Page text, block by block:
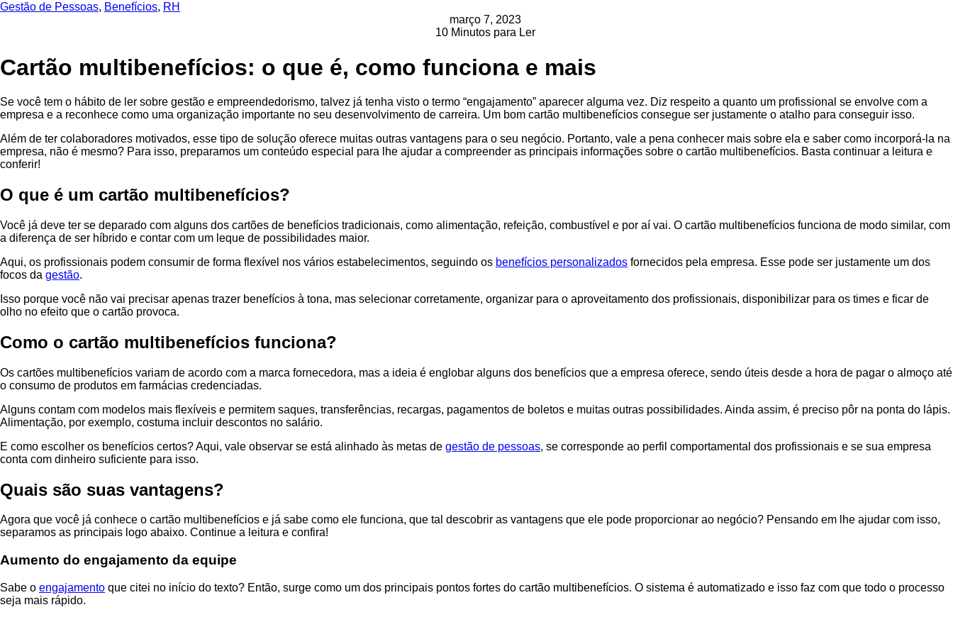
Gestão de Pessoas, Benefícios, RH
março 7, 2023
10 Minutos para Ler
Cartão multibenefícios: o que é, como funciona e mais
Se você tem o hábito de ler sobre gestão e empreendedorismo, talvez já tenha visto o termo “engajamento” aparecer alguma vez. Diz respeito a quanto um profissional se envolve com a
empresa e a reconhece como uma organização importante no seu desenvolvimento de carreira. Um bom cartão multibenefícios consegue ser justamente o atalho para conseguir isso.
Além de ter colaboradores motivados, esse tipo de solução oferece muitas outras vantagens para o seu negócio. Portanto, vale a pena conhecer mais sobre ela e saber como incorporá-la na
empresa, não é mesmo? Para isso, preparamos um conteúdo especial para lhe ajudar a compreender as principais informações sobre o cartão multibenefícios. Basta continuar a leitura e
conferir!
O que é um cartão multibenefícios?
Você já deve ter se deparado com alguns dos cartões de benefícios tradicionais, como alimentação, refeição, combustível e por aí vai. O cartão multibenefícios funciona de modo similar, com
a diferença de ser híbrido e contar com um leque de possibilidades maior.
Aqui, os profissionais podem consumir de forma flexível nos vários estabelecimentos, seguindo os benefícios personalizados fornecidos pela empresa. Esse pode ser justamente um dos
focos da gestão.
Isso porque você não vai precisar apenas trazer benefícios à tona, mas selecionar corretamente, organizar para o aproveitamento dos profissionais, disponibilizar para os times e ficar de
olho no efeito que o cartão provoca.
Como o cartão multibenefícios funciona?
Os cartões multibenefícios variam de acordo com a marca fornecedora, mas a ideia é englobar alguns dos benefícios que a empresa oferece, sendo úteis desde a hora de pagar o almoço até
o consumo de produtos em farmácias credenciadas.
Alguns contam com modelos mais flexíveis e permitem saques, transferências, recargas, pagamentos de boletos e muitas outras possibilidades. Ainda assim, é preciso pôr na ponta do lápis.
Alimentação, por exemplo, costuma incluir descontos no salário.
E como escolher os benefícios certos? Aqui, vale observar se está alinhado às metas de gestão de pessoas, se corresponde ao perfil comportamental dos profissionais e se sua empresa
conta com dinheiro suficiente para isso.
Quais são suas vantagens?
Agora que você já conhece o cartão multibenefícios e já sabe como ele funciona, que tal descobrir as vantagens que ele pode proporcionar ao negócio? Pensando em lhe ajudar com isso,
separamos as principais logo abaixo. Continue a leitura e confira!
Aumento do engajamento da equipe
Sabe o engajamento que citei no início do texto? Então, surge como um dos principais pontos fortes do cartão multibenefícios. O sistema é automatizado e isso faz com que todo o processo
seja mais rápido.